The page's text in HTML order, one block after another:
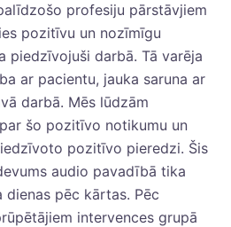
profesiju pārstāvjiem
pozitīvu un nozīmīgu
piedzīvojuši darbā. Tā varēja
ar pacientu, jauka saruna ar
darbā. Mēs lūdzām
šo pozitīvo notikumu un
pozitīvo pieredzi. Šis
audio pavadībā tika
pēc kārtas. Pēc
intervences grupā